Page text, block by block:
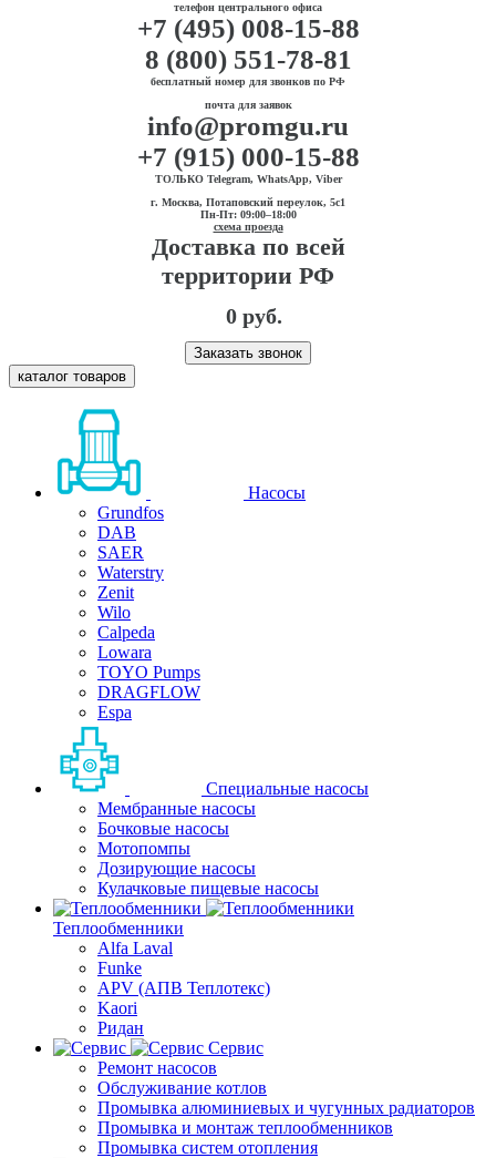
телефон центрального офиса
+7 (495) 008-15-88
8 (800) 551-78-81
бесплатный номер для звонков по РФ
почта для заявок
info@promgu.ru
+7 (915) 000-15-88
ТОЛЬКО Telegram, WhatsApp, Viber
г. Москва, Потаповский переулок, 5с1
Пн-Пт: 09:00–18:00
схема проезда
Доставка по всей
территории РФ
0 руб.
Заказать звонок
каталог товаров
Насосы
Grundfos
DAB
SAER
Waterstry
Zenit
Wilo
Calpeda
Lowara
TOYO Pumps
DRAGFLOW
Espa
Специальные насосы
Мембранные насосы
Бочковые насосы
Мотопомпы
Дозирующие насосы
Кулачковые пищевые насосы
Теплообменники
Alfa Laval
Funke
APV (АПВ Теплотекс)
Kaori
Ридан
Сервис
Ремонт насосов
Обслуживание котлов
Промывка алюминиевых и чугунных радиаторов
Промывка и монтаж теплообменников
Промывка систем отопления